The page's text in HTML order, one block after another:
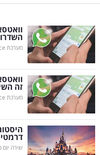
דיגיטל
וטק
שיווק
ופרסום
משפט
מדדים
ומחקרים
מערכת ice
זה
מערכת ice
שירה יום